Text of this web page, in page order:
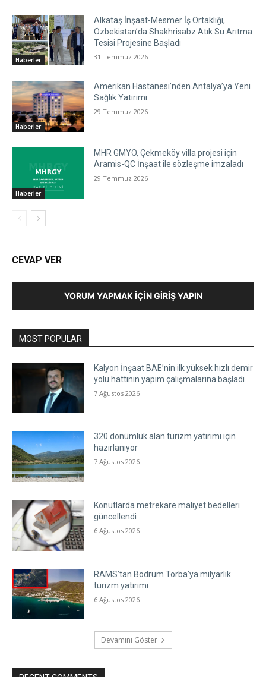
Haberler
Alkataş İnşaat-Mesmer İş Ortaklığı,
Özbekistan’da Shakhrisabz Atık Su Arıtma
Tesisi Projesine Başladı
31 Temmuz 2026
Haberler
Amerikan Hastanesi’nden Antalya’ya Yeni
Sağlık Yatırımı
29 Temmuz 2026
Haberler
MHR GMYO, Çekmeköy villa projesi için
Aramis-QC İnşaat ile sözleşme imzaladı
29 Temmuz 2026
CEVAP VER
YORUM YAPMAK İÇIN GIRIŞ YAPIN
MOST POPULAR
Kalyon İnşaat BAE’nin ilk yüksek hızlı demir
yolu hattının yapım çalışmalarına başladı
7 Ağustos 2026
320 dönümlük alan turizm yatırımı için
hazırlanıyor
7 Ağustos 2026
Konutlarda metrekare maliyet bedelleri
güncellendi
6 Ağustos 2026
RAMS’tan Bodrum Torba’ya milyarlık
turizm yatırımı
6 Ağustos 2026
Devamını Göster